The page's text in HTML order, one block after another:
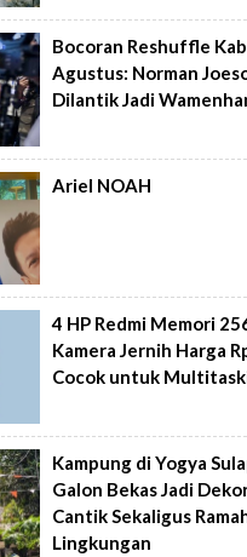
Bocoran Reshuffle
Agustus: Norman
Dilantik Jadi
Ariel NOAH
4 HP Redmi Memori
Kamera Jernih Harga
Cocok untuk
Kampung di Yogya
Galon Bekas Jadi
Cantik Sekaligus
Lingkungan